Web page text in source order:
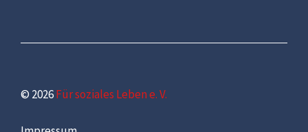
© 2026Für soziales Leben e. V.